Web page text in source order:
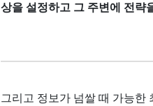
상을 설정하고 그 주변에 전략
그리고 정보가 넘쌀 때 가능한